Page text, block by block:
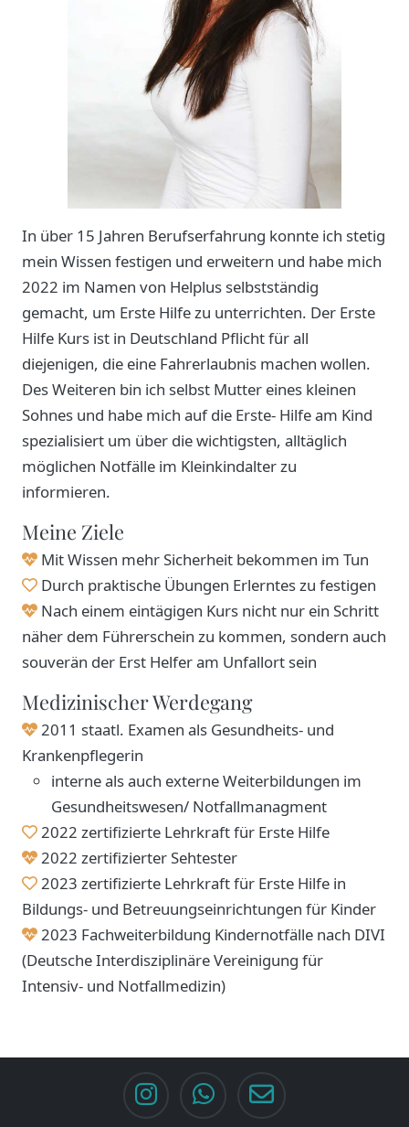
In über 15 Jahren Berufserfahrung konnte ich stetig
mein Wissen festigen und erweitern und habe mich
2022 im Namen von Helplus selbstständig
gemacht, um Erste Hilfe zu unterrichten. Der Erste
Hilfe Kurs ist in Deutschland Pflicht für all
diejenigen, die eine Fahrerlaubnis machen wollen.
Des Weiteren bin ich selbst Mutter eines kleinen
Sohnes und habe mich auf die Erste- Hilfe am Kind
spezialisiert um über die wichtigsten, alltäglich
möglichen Notfälle im Kleinkindalter zu
informieren.
Meine Ziele
Mit Wissen mehr Sicherheit bekommen im Tun
Durch praktische Übungen Erlerntes zu festigen
Nach einem eintägigen Kurs nicht nur ein Schritt
näher dem Führerschein zu kommen, sondern auch
souverän der Erst Helfer am Unfallort sein
Medizinischer Werdegang
2011 staatl. Examen als Gesundheits- und
Krankenpflegerin
interne als auch externe Weiterbildungen im
Gesundheitswesen/ Notfallmanagment
2022 zertifizierte Lehrkraft für Erste Hilfe
2022 zertifizierter Sehtester
2023 zertifizierte Lehrkraft für Erste Hilfe in
Bildungs- und Betreuungseinrichtungen für Kinder
2023 Fachweiterbildung Kindernotfälle nach DIVI
(Deutsche Interdisziplinäre Vereinigung für
Intensiv- und Notfallmedizin)